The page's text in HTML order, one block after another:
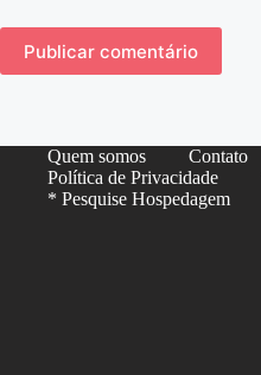
Publicar comentário
Quem somos Contato
Política de Privacidade
* Pesquise Hospedagem